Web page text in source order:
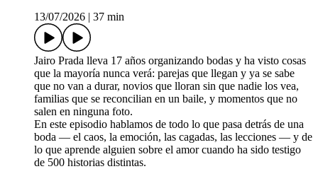
13/07/2026
37 min
Jairo Prada lleva 17 años organizando bodas y ha visto cosas
que la mayoría nunca verá: parejas que llegan y ya se sabe
que no van a durar, novios que lloran sin que nadie los vea,
familias que se reconcilian en un baile, y momentos que no
salen en ninguna foto.
En este episodio hablamos de todo lo que pasa detrás de una
boda — el caos, la emoción, las cagadas, las lecciones — y de
lo que aprende alguien sobre el amor cuando ha sido testigo
de 500 historias distintas.